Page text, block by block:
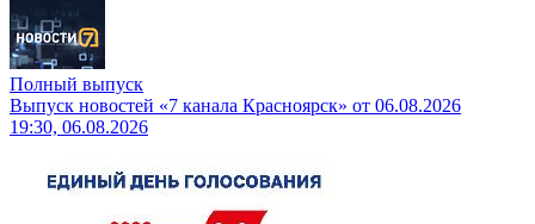
Полный выпуск
Выпуск новостей «7 канала Красноярск» от 06.08.2026
19:30, 06.08.2026